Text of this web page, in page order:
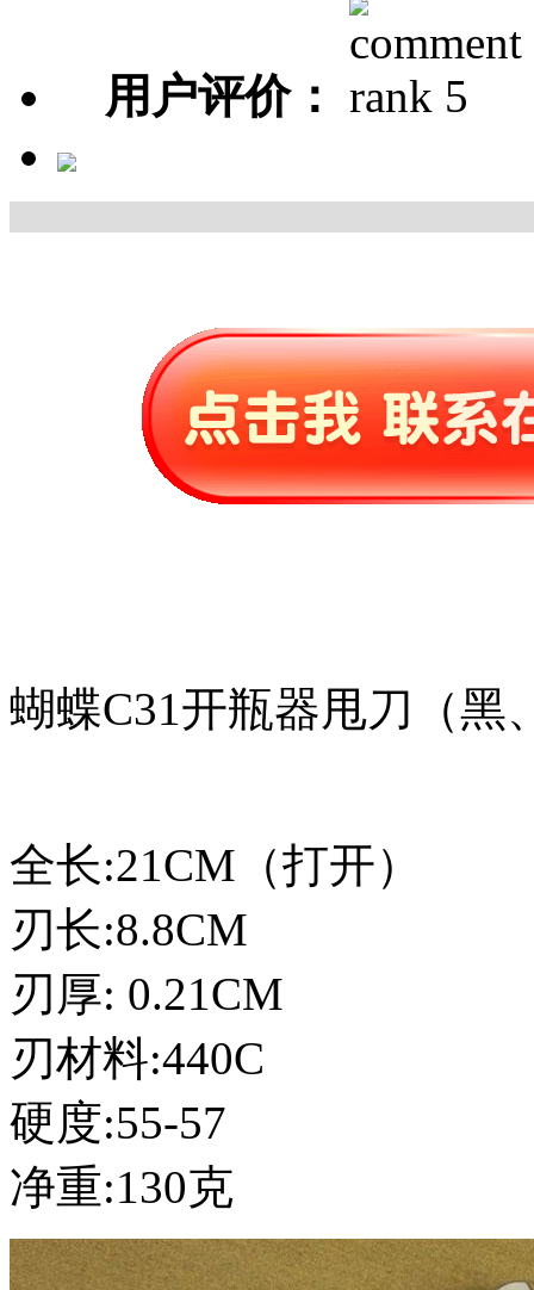
用户评价：
蝴蝶C31开瓶器甩刀（黑
全长:21CM（打开）
刃长:8.8CM
刃厚: 0.21CM
刃材料:440C
硬度:55-57
净重:130克